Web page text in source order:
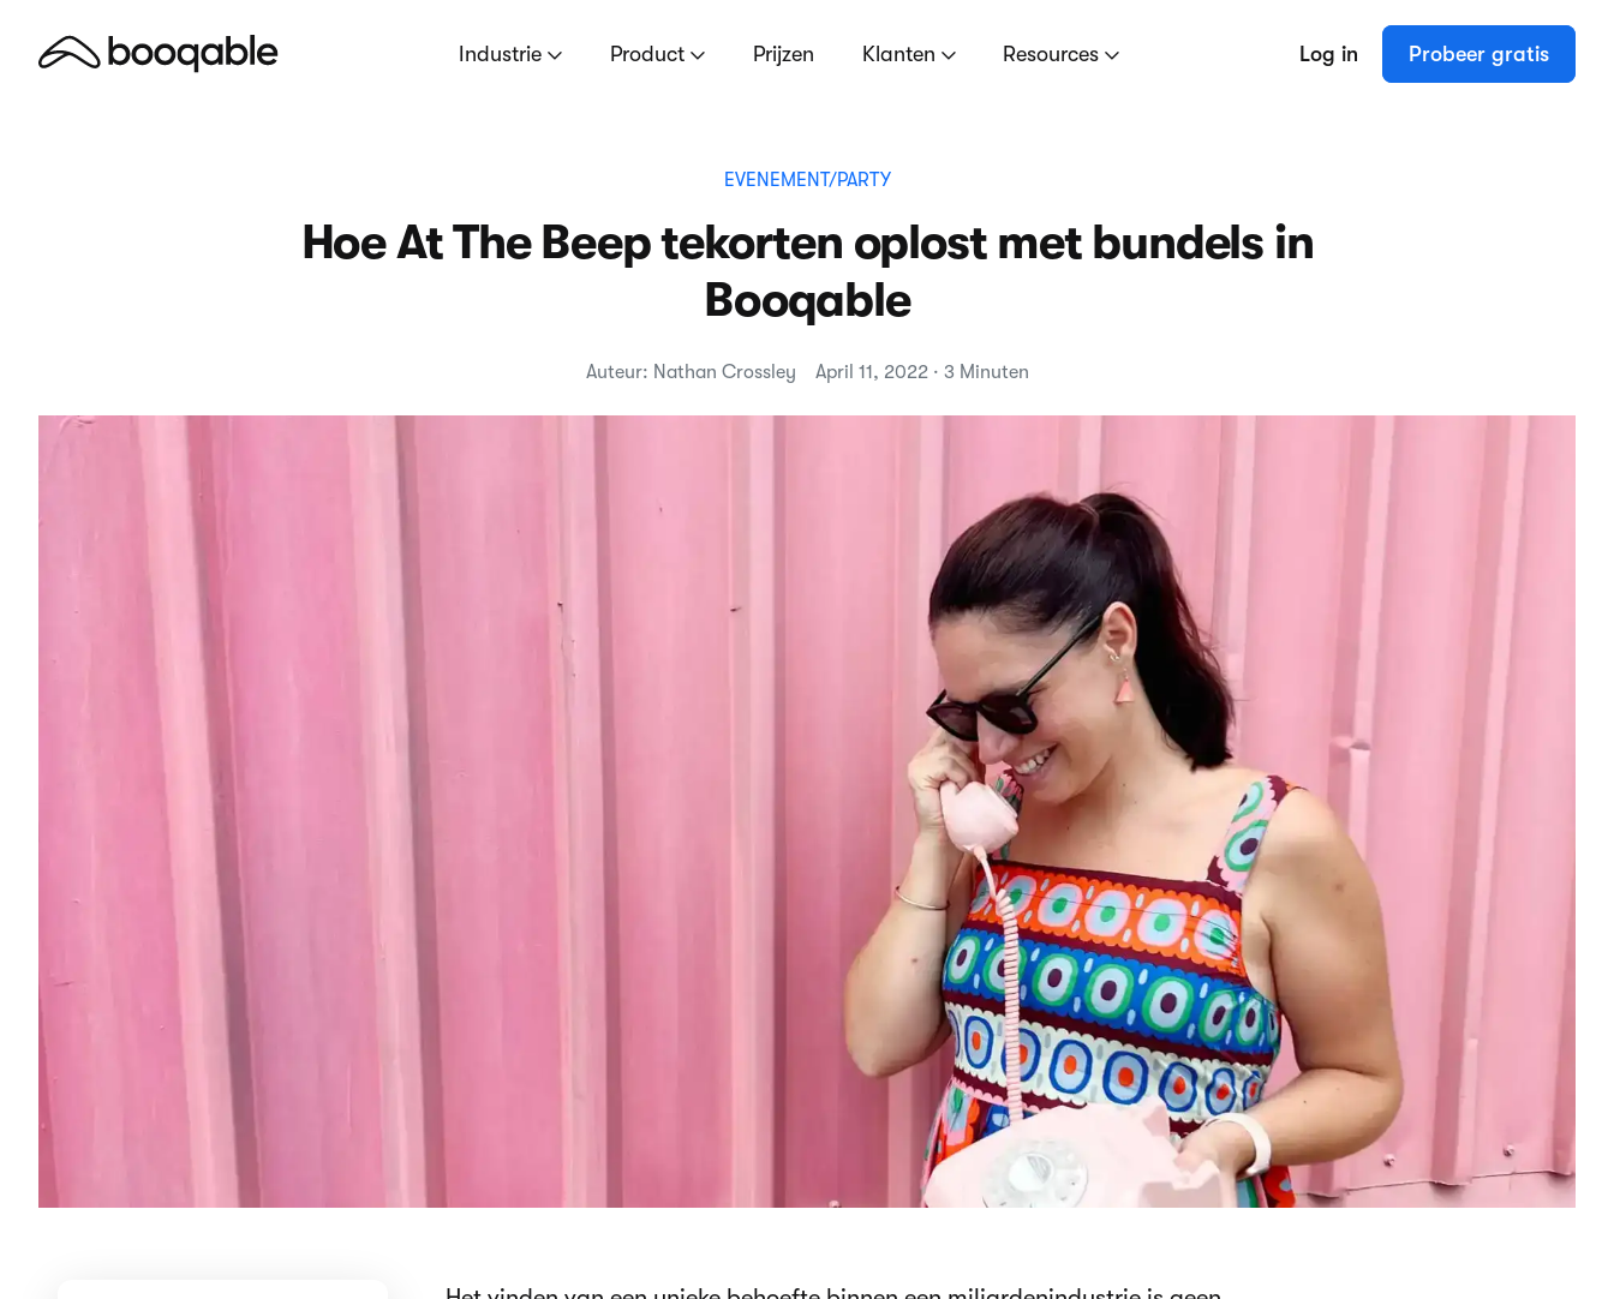
Industrie Product Prijzen Klanten Resources Log in Probeer gratis
EVENEMENT/PARTY
Hoe At The Beep tekorten oplost met bundels in
Booqable
Auteur: Nathan Crossley April 11, 2022 · 3 Minuten